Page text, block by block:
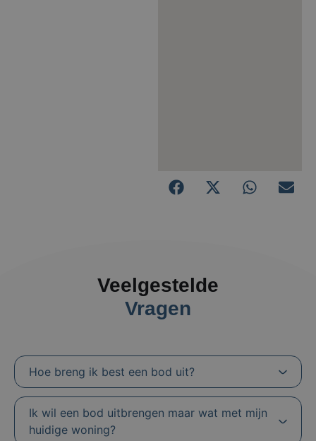
Veelgestelde
Vragen
Hoe breng ik best een bod uit?
Ik wil een bod uitbrengen maar wat met mijn
huidige woning?